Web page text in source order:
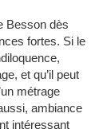
Besson dès
fortes. Si le
et qu’il peut
métrage
ambiance
intéressant